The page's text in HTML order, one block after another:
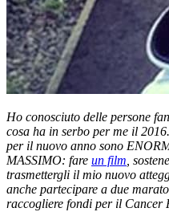
Ho conosciuto delle persone
cosa ha in serbo per me il
per il nuovo anno sono
MASSIMO: fare un film ,
trasmettergli il mio nuovo
anche partecipare a due
raccogliere fondi per il Cancer